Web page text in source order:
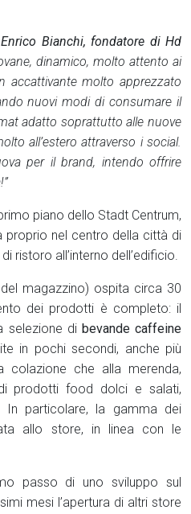
Bianchi, fondatore di Hd
dinamico, molto attento ai
molto apprezzato
nuovi modi di consumare il
adatto soprattutto alle nuove
all’estero attraverso i social.
per il brand, intendo offrire
piano dello Stadt Centrum,
proprio nel centro della città di
ristoro all’interno dell’edificio.
magazzino) ospita circa 30
dei prodotti è completo: il
selezione di bevande caffeine
in pochi secondi, anche più
che alla merenda,
prodotti food dolci e salati,
In particolare, la gamma dei
allo store, in linea con le
passo di uno sviluppo sul
mesi l’apertura di altri store